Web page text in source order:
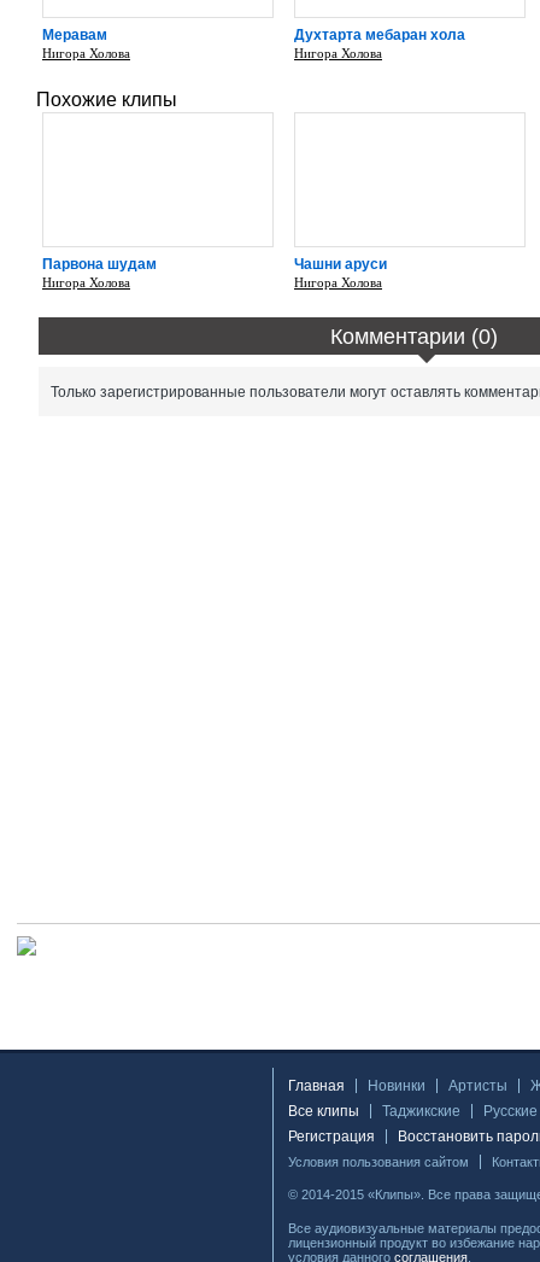
Меравам
Нигора Холова
Духтарта мебаран хола
Нигора Холова
Похожие клипы
Парвона шудам
Нигора Холова
Чашни аруси
Нигора Холова
Комментарии (0)
Только зарегистрированные пользователи могут оставлять
Главная Новинки Артисты
Все клипы
Таджикские
Русские
Регистрация
Восстановить
Условия пользования сайтом
© 2014-2015 «Клипы». Все права
Все аудиовизуальные материалы
лицензионный продукт во избежание
условия данного соглашения